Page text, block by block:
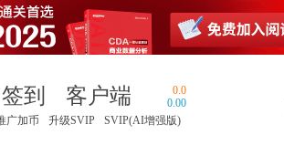
签到 客户端
0.0
0.00
广加币
升级SVIP SVIP(AI增强版)